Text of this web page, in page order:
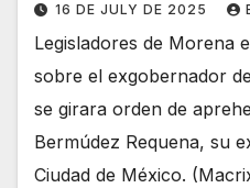
16 DE JULY DE 2025
Legisladores de Morena
sobre el exgobernador
se girara orden de
Bermúdez Requena, su
Ciudad de México.